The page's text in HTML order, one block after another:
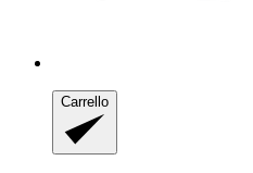
Carrello